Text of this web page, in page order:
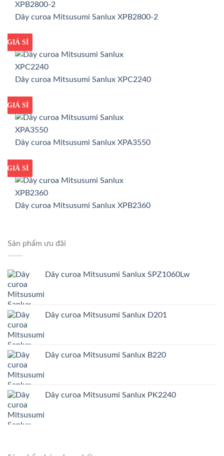
Dây curoa Mitsusumi Sanlux XPB2800-2
GIÁ TỐT
GIÁ SỈ
Dây curoa Mitsusumi Sanlux XPC2240
GIÁ TỐT
GIÁ SỈ
Dây curoa Mitsusumi Sanlux XPA3550
GIÁ TỐT
GIÁ SỈ
Dây curoa Mitsusumi Sanlux XPB2360
Sản phẩm ưu đãi
Dây curoa Mitsusumi Sanlux SPZ1060Lw
Dây curoa Mitsusumi Sanlux D201
Dây curoa Mitsusumi Sanlux B220
Dây curoa Mitsusumi Sanlux PK2240